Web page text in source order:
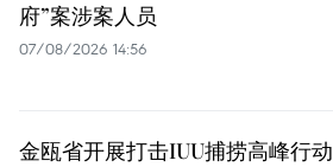
府”案涉案人员
07/08/2026 14:56
金瓯省开展打击IUU捕捞高峰行动